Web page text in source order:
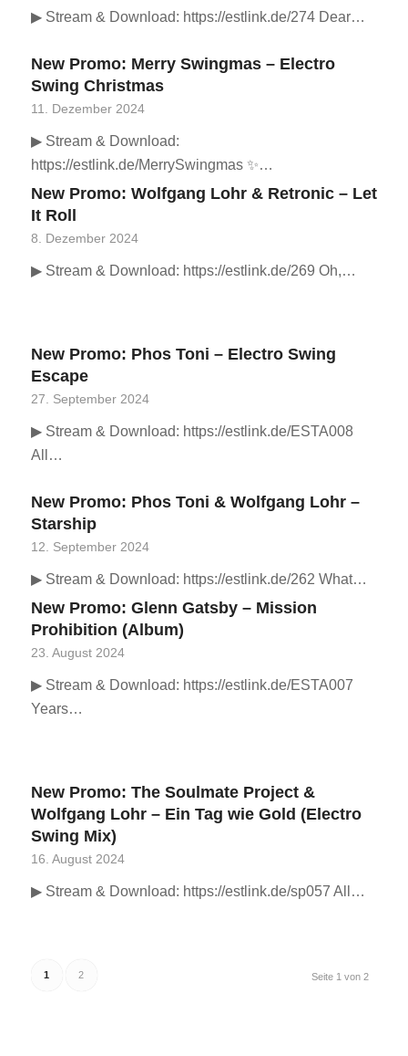
▶ Stream & Download: https://estlink.de/274 Dear…
New Promo: Merry Swingmas – Electro
Swing Christmas
11. Dezember 2024
▶ Stream & Download:
https://estlink.de/MerrySwingmas ✨…
New Promo: Wolfgang Lohr & Retronic – Let
It Roll
8. Dezember 2024
▶ Stream & Download: https://estlink.de/269 Oh,…
New Promo: Phos Toni – Electro Swing
Escape
27. September 2024
▶ Stream & Download: https://estlink.de/ESTA008
All…
New Promo: Phos Toni & Wolfgang Lohr –
Starship
12. September 2024
▶ Stream & Download: https://estlink.de/262 What…
New Promo: Glenn Gatsby – Mission
Prohibition (Album)
23. August 2024
▶ Stream & Download: https://estlink.de/ESTA007
Years…
New Promo: The Soulmate Project &
Wolfgang Lohr – Ein Tag wie Gold (Electro
Swing Mix)
16. August 2024
▶ Stream & Download: https://estlink.de/sp057 All…
Seite 1 von 2
1 2